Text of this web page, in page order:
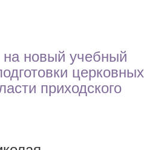
новый учебный
церковных
приходского